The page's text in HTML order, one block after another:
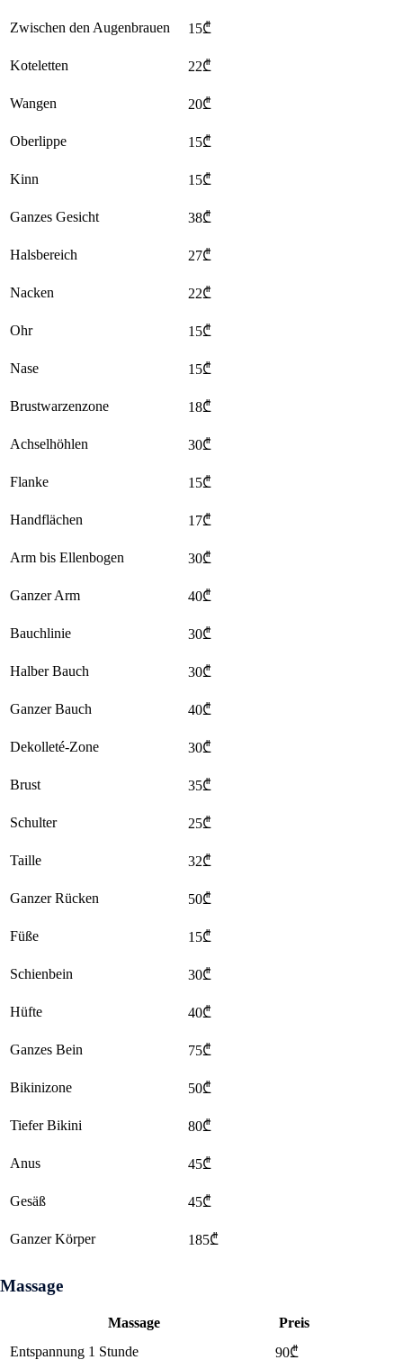
Zwischen den Augenbrauen 15₾
Koteletten 22₾
Wangen 20₾
Oberlippe 15₾
Kinn 15₾
Ganzes Gesicht 38₾
Halsbereich 27₾
Nacken 22₾
Ohr 15₾
Nase 15₾
Brustwarzenzone 18₾
Achselhöhlen 30₾
Flanke 15₾
Handflächen 17₾
Arm bis Ellenbogen 30₾
Ganzer Arm 40₾
Bauchlinie 30₾
Halber Bauch 30₾
Ganzer Bauch 40₾
Dekolleté-Zone 30₾
Brust 35₾
Schulter 25₾
Taille 32₾
Ganzer Rücken 50₾
Füße 15₾
Schienbein 30₾
Hüfte 40₾
Ganzes Bein 75₾
Bikinizone 50₾
Tiefer Bikini 80₾
Anus 45₾
Gesäß 45₾
Ganzer Körper 185₾
Massage
Massage
Preis
Entspannung 1 Stunde
90₾